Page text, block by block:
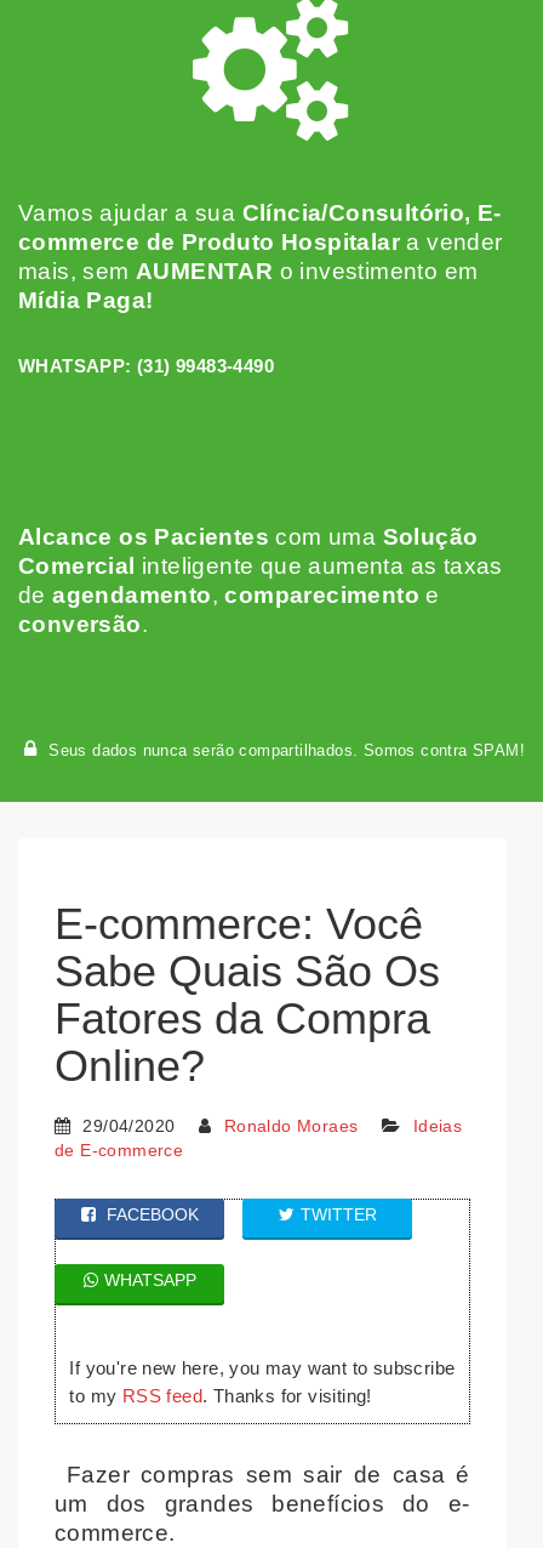
Vamos ajudar a sua Clíncia/Consultório, E-
commerce de Produto Hospitalar a vender
mais, sem AUMENTAR o investimento em
Mídia Paga!
WHATSAPP: (31) 99483-4490
Alcance os Pacientescom uma Solução
Comercial inteligente que aumenta as taxas
deagendamento,comparecimento e
conversão.
Seus dados nunca serão compartilhados. Somos contra SPAM!
E-commerce: Você
Sabe Quais São Os
Fatores da Compra
Online?
29/04/2020 Ronaldo Moraes
Ideias
de E-commerce
FACEBOOK TWITTER
WHATSAPP
If you're new here, you may want to subscribe
to my RSS feed. Thanks for visiting!
Fazer compras sem sair de casa é
um dos grandes benefícios do e-
commerce.